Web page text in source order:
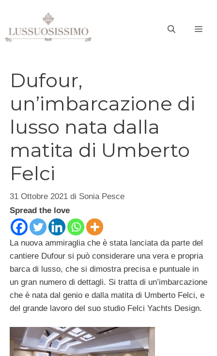
contenuto
Dufour,
un’imbarcazione di
lusso nata dalla
matita di Umberto
Felci
31 Ottobre 2021 di Sonia Pesce
Spread the love
La nuova ammiraglia che è stata lanciata da parte del
cantiere Dufour si può considerare una vera e propria
barca di lusso, che si dimostra precisa e puntuale in
un gran numero di dettagli. Si tratta di un’imbarcazione
che è nata dal genio e dalla matita di Umberto Felci, e
del grande lavoro del suo studio Felci Yachts Design.